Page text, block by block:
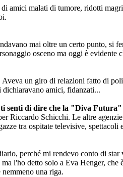
amici malati di tumore, ridotti
mai oltre un certo punto,
osceno ma oggi è evidente
un giro di relazioni fatto di
dichiaravano amici, fidanzati...
senti di dire che la "Diva Futura"
Riccardo Schicchi. Le altre
tra ospitate televisive, spettacoli
perché mi rendevo conto di
l'ho detto solo a Eva Henger,
una riga.